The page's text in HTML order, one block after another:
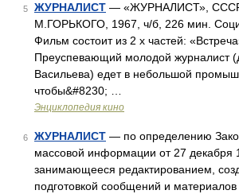
5 ЖУРНАЛИСТ — «ЖУРНАЛИСТ», СССР,
М.ГОРЬКОГО, 1967, ч/б, 226 мин.
Фильм состоит из 2 х частей:
Преуспевающий молодой журналист
Васильева) едет в небольшой
чтобы&#8230; …
Энциклопедия кино
6 ЖУРНАЛИСТ — по определению
массовой информации от 27 декабря
занимающееся редактированием,
подготовкой сообщений и